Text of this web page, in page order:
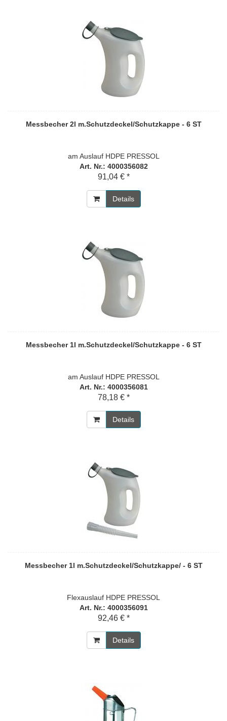
Messbecher 2l m.Schutzdeckel/Schutzkappe - 6 ST
am Auslauf HDPE PRESSOL
Art. Nr.: 4000356082
91,04 € *
Details
Messbecher 1l m.Schutzdeckel/Schutzkappe - 6 ST
am Auslauf HDPE PRESSOL
Art. Nr.: 4000356081
78,18 € *
Details
Messbecher 1l m.Schutzdeckel/Schutzkappe/ - 6 ST
Flexauslauf HDPE PRESSOL
Art. Nr.: 4000356091
92,46 € *
Details